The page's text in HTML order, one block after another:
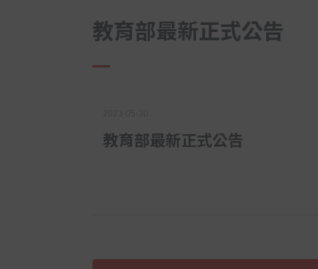
教育部最新正式公告
教育部最新正式公告